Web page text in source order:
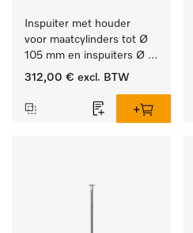
Inspuiter met houder
voor maatcylinders tot Ø
105 mm en inspuiters Ø
8, lengte 320 mm.
312,00 € excl. BTW